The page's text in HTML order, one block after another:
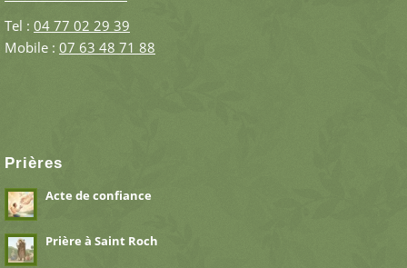
Tel : 04 77 02 29 39
Mobile : 07 63 48 71 88
Prières
Acte de confiance
Prière à Saint Roch